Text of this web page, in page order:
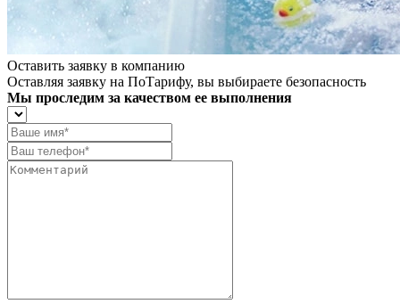
Оставить заявку в компанию
Оставляя заявку на ПоТарифу, вы выбираете безопасность
Мы проследим за качеством ее выполнения